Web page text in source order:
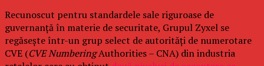
Recunoscut pentru standardele sale riguroase de
guvernanță în materie de securitate, Grupul Zyxel se
regăsește într-un grup select de autorități de numerotare
CVE (CVE NumberingAuthorities – CNA) din industria